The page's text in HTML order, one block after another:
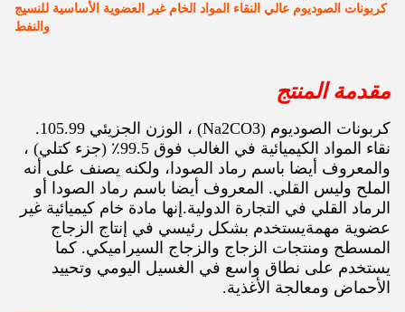
كربونات الصوديوم عالي النقاء المواد الخام غير العضوية الأساسية للنسيج
والنفط
مقدمة المنتج
كربونات الصوديوم (Na2CO3) ، الوزن الجزيئي 105.99.
نقاء المواد الكيميائية في الغالب فوق 99.5٪ (جزء كتلي) ،
والمعروف أيضا باسم رماد الصودا، ولكنه يصنف على أنه
الملح وليس القلي. المعروف أيضا باسم رماد الصودا أو
الرماد القلي في التجارة الدولية.إنها مادة خام كيميائية غير
عضوية مهمةيستخدم بشكل رئيسي في إنتاج الزجاج
المسطح ومنتجات الزجاج والزجاج السيراميكي. كما
يستخدم على نطاق واسع في الغسيل اليومي وتحييد
الأحماض ومعالجة الأغذية.